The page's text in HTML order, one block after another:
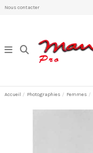
Nous contacter
Accueil Photographies Femmes